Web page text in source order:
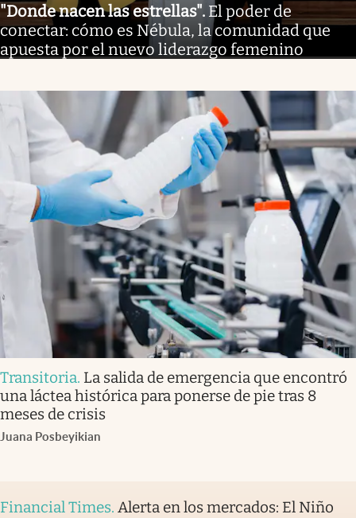
"Donde nacen las estrellas". El poder de
conectar: cómo es Nébula, la comunidad que
apuesta por el nuevo liderazgo femenino
Transitoria. La salida de emergencia que encontró
una láctea histórica para ponerse de pie tras 8
meses de crisis
Juana Posbeyikian
Financial Times. Alerta en los mercados: El Niño